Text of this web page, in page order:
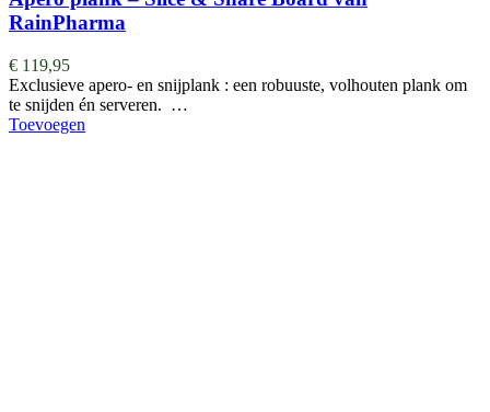
RainPharma
€ 119,95
Exclusieve apero- en snijplank : een robuuste, volhouten plank om
te snijden én serveren. …
Toevoegen